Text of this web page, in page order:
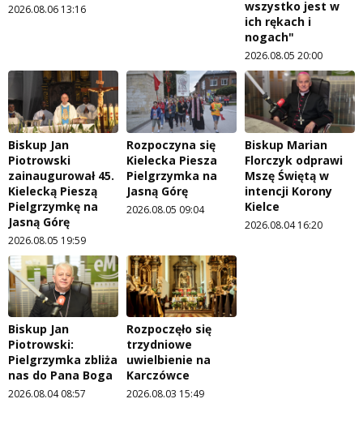
2026.08.06 13:16
wszystko jest w
ich rękach i
nogach"
2026.08.05 20:00
Biskup Jan
Piotrowski
zainaugurował 45.
Kielecką Pieszą
Pielgrzymkę na
Jasną Górę
2026.08.05 19:59
Rozpoczyna się
Kielecka Piesza
Pielgrzymka na
Jasną Górę
2026.08.05 09:04
Biskup Marian
Florczyk odprawi
Mszę Świętą w
intencji Korony
Kielce
2026.08.04 16:20
Biskup Jan
Piotrowski:
Pielgrzymka zbliża
nas do Pana Boga
2026.08.04 08:57
Rozpoczęło się
trzydniowe
uwielbienie na
Karczówce
2026.08.03 15:49